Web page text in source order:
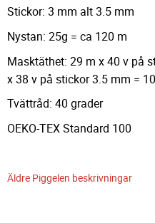
Stickor: 3 mm alt 3.5 mm
Nystan: 25g = ca 120 m
Masktäthet: 29 m x 40 v på
x 38 v på stickor 3.5 mm =
Tvättråd: 40 grader
OEKO-TEX Standard 100
Äldre Piggelen beskrivningar